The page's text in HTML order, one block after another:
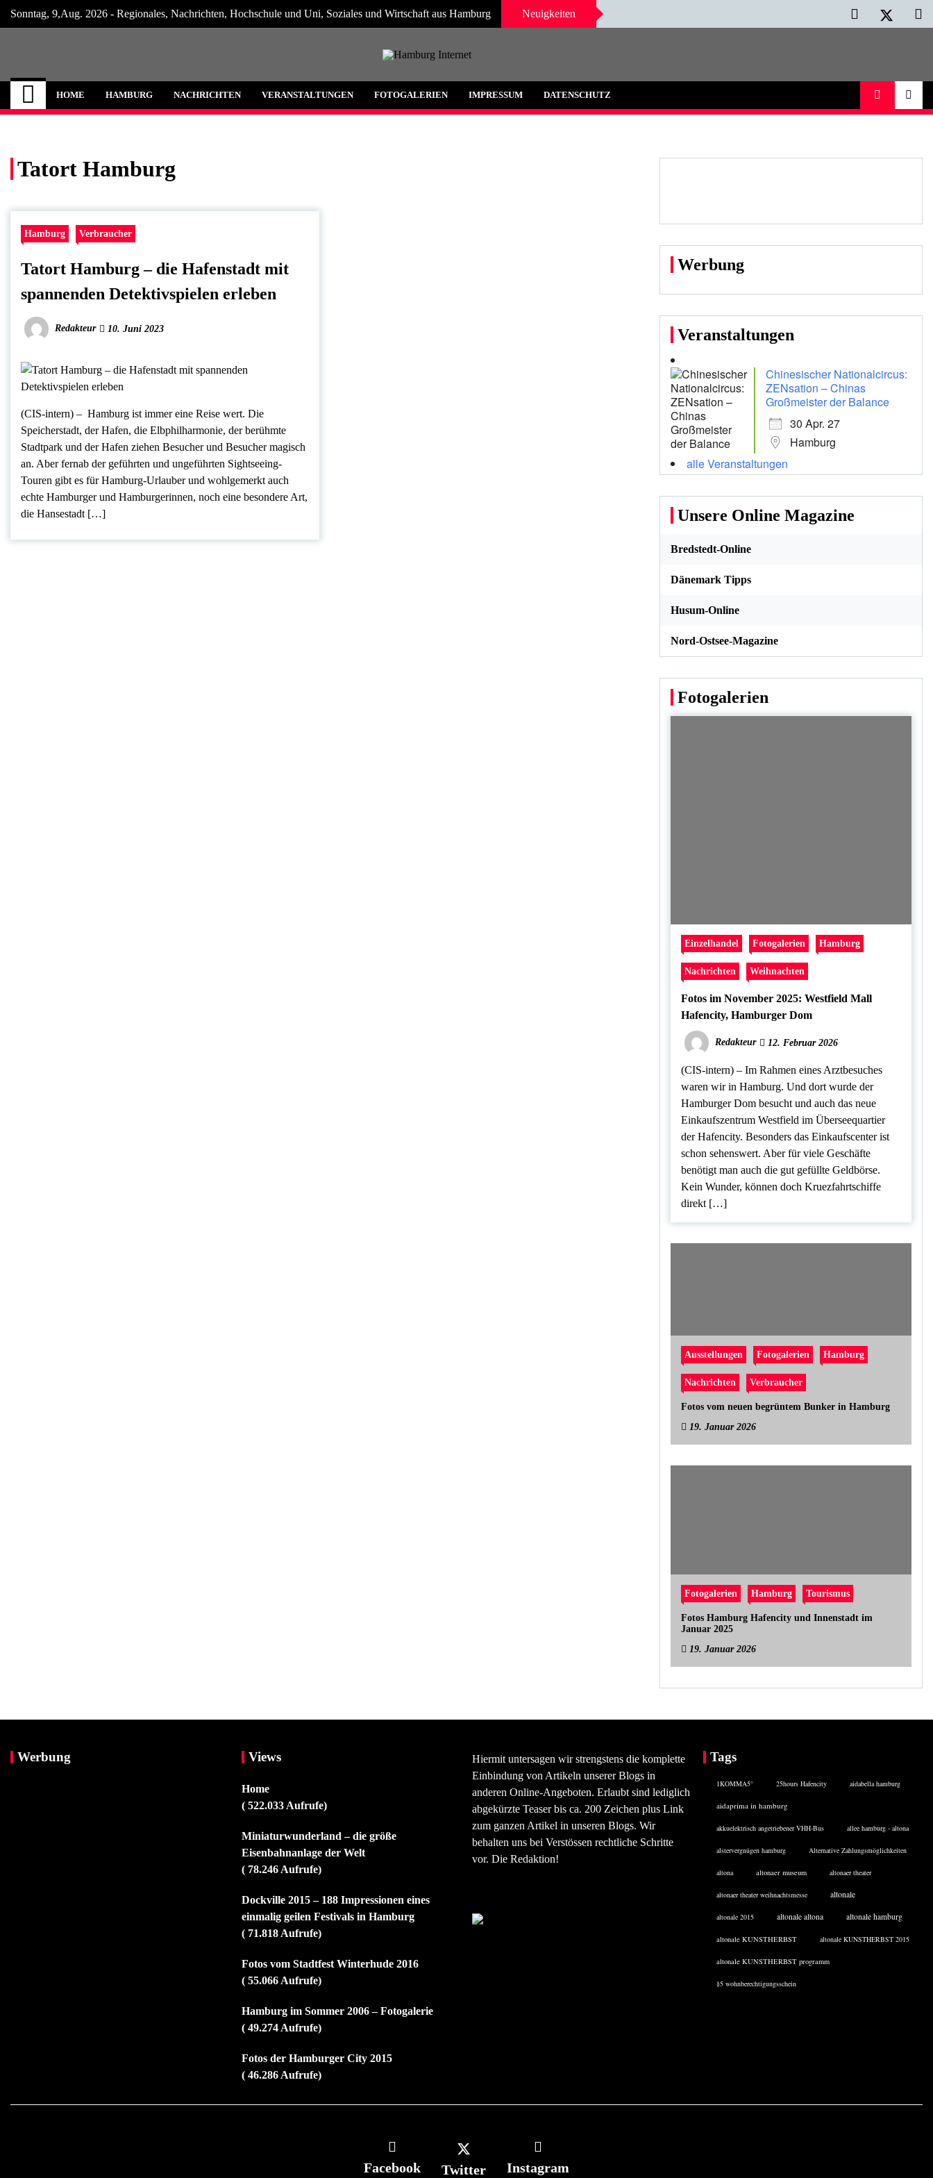
Skip
Sonntag, 9,Aug. 2026 - Regionales, Nachrichten, Hochschule und Uni, Soziales und Wirtschaft aus Hamburg Neuigkeiten
Hamburg Internet
Neuigkeiten und Nachrichten aus Hamburg und Umgebung
HOME HAMBURG NACHRICHTEN VERANSTALTUNGEN FOTOGALERIEN IMPRESSUM DATENSCHUTZ
Tatort Hamburg
Hamburg Verbraucher
Tatort Hamburg – die Hafenstadt mit
spannenden Detektivspielen erleben
Redakteur 10. Juni 2023
(CIS-intern) – Hamburg ist immer eine Reise wert. Die
Speicherstadt, der Hafen, die Elbphilharmonie, der berühmte
Stadtpark und der Hafen ziehen Besucher und Besucher magisch
an. Aber fernab der geführten und ungeführten Sightseeing-
Touren gibt es für Hamburg-Urlauber und wohlgemerkt auch
echte Hamburger und Hamburgerinnen, noch eine besondere Art,
die Hansestadt […]
Werbung
Veranstaltungen
Chinesischer Nationalcircus:
ZENsation – Chinas
Großmeister der Balance
30 Apr. 27
Hamburg
alle Veranstaltungen
Unsere Online Magazine
Bredstedt-Online
Dänemark Tipps
Husum-Online
Nord-Ostsee-Magazine
Fotogalerien
Einzelhandel Fotogalerien Hamburg
Nachrichten Weihnachten
Fotos im November 2025: Westfield Mall
Hafencity, Hamburger Dom
Redakteur 12. Februar 2026
(CIS-intern) – Im Rahmen eines Arztbesuches
waren wir in Hamburg. Und dort wurde der
Hamburger Dom besucht und auch das neue
Einkaufszentrum Westfield im Überseequartier
der Hafencity. Besonders das Einkaufscenter ist
schon sehenswert. Aber für viele Geschäfte
benötigt man auch die gut gefüllte Geldbörse.
Kein Wunder, können doch Kruezfahrtschiffe
direkt […]
Ausstellungen Fotogalerien Hamburg
Nachrichten Verbraucher
Fotos vom neuen begrüntem Bunker in Hamburg
19. Januar 2026
Fotogalerien Hamburg Tourismus
Fotos Hamburg Hafencity und Innenstadt im
Januar 2025
19. Januar 2026
Werbung Views
Home
( 522.033 Aufrufe)
Miniaturwunderland – die größe
Eisenbahnanlage der Welt
( 78.246 Aufrufe)
Dockville 2015 – 188 Impressionen eines
einmalig geilen Festivals in Hamburg
( 71.818 Aufrufe)
Fotos vom Stadtfest Winterhude 2016
( 55.066 Aufrufe)
Hamburg im Sommer 2006 – Fotogalerie
( 49.274 Aufrufe)
Fotos der Hamburger City 2015
( 46.286 Aufrufe)
Hiermit untersagen wir strengstens die komplette
Einbindung von Artikeln unserer Blogs in
anderen Online-Angeboten. Erlaubt sind lediglich
abgekürzte Teaser bis ca. 200 Zeichen plus Link
zum ganzen Artikel in unseren Blogs. Wir
behalten uns bei Verstössen rechtliche Schritte
vor. Die Redaktion!
Tags
1KOMMA5° 25hours Hafencity aidabella hamburg
aidaprima in hamburg
akkuelektrisch angetriebener VHH-Bus allee hamburg - altona
alstervergnügen hamburg Alternative Zahlungsmöglichkeiten
altona altonaer museum altonaer theater
altonaer theater weihnachtsmesse altonale
altonale 2015 altonale altona altonale hamburg
altonale KUNSTHERBST altonale KUNSTHERBST 2015
altonale KUNSTHERBST programm
§5 wohnberechtigungsschein
Facebook Twitter Instagram